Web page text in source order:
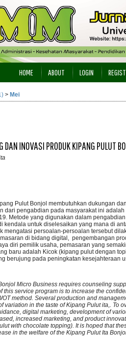
HOME ABOUT LOGIN
> Mei
DAN INOVASI PRODUK KIPANG PULUT
Pulut Bonjol membutuhkan dukungan
dari pengabdian pada masyarakat ini
Metode yang digunakan dalam
kendala untuk diselesaikan yang mana di
mengatasi persoalan-persoalan tersebut
di bidang digital, pengembangan
diri pemilik usaha, pemasaran yang
baru adalah Kicok (kipang pulut dengan
berujung pada peningkatan kesejahteraan
Micro Business requires counseling
this service program is to increase the
method. Several production and
variation in the taste of Kipang Pulut ita,. To
digital marketing, development of
increased marketing, and product
with chocolate topping). It is hoped that
in the welfare of the Kipang Pulut Ita